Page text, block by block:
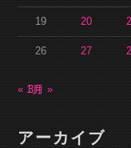
19 20
26 27
« 1月3月 »
アーカイブ